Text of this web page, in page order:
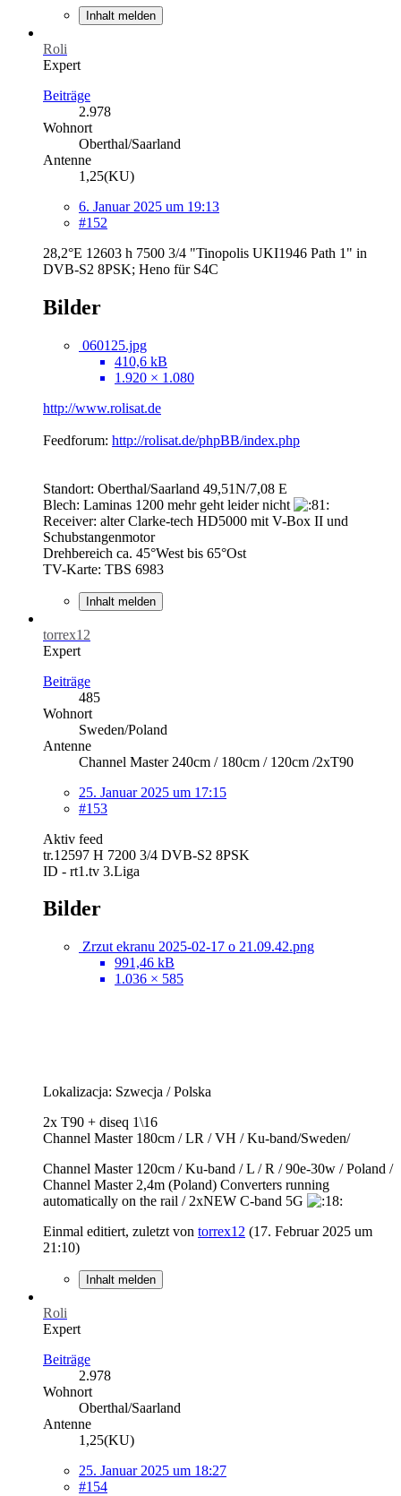
Inhalt melden
Roli
Expert
Beiträge
2.978
Wohnort
Oberthal/Saarland
Antenne
1,25(KU)
6. Januar 2025 um 19:13
#152
28,2°E 12603 h 7500 3/4 "Tinopolis UKI1946 Path 1" in
DVB-S2 8PSK; Heno für S4C
Bilder
060125.jpg
410,6 kB
1.920 × 1.080
http://www.rolisat.de
Feedforum: http://rolisat.de/phpBB/index.php
Standort: Oberthal/Saarland 49,51N/7,08 E
Blech: Laminas 1200 mehr geht leider nicht
Receiver: alter Clarke-tech HD5000 mit V-Box II und
Schubstangenmotor
Drehbereich ca. 45°West bis 65°Ost
TV-Karte: TBS 6983
Inhalt melden
torrex12
Expert
Beiträge
485
Wohnort
Sweden/Poland
Antenne
Channel Master 240cm / 180cm / 120cm /2xT90
25. Januar 2025 um 17:15
#153
Aktiv feed
tr.12597 H 7200 3/4 DVB-S2 8PSK
ID - rt1.tv 3.Liga
Bilder
Zrzut ekranu 2025-02-17 o 21.09.42.png
991,46 kB
1.036 × 585
Lokalizacja: Szwecja / Polska
2x T90 + diseq 1\16
Channel Master 180cm / LR / VH / Ku-band/Sweden/
Channel Master 120cm / Ku-band / L / R / 90e-30w / Poland /
Channel Master 2,4m (Poland) Converters running
automatically on the rail / 2xNEW C-band 5G
Einmal editiert, zuletzt von torrex12 (17. Februar 2025 um
21:10)
Inhalt melden
Roli
Expert
Beiträge
2.978
Wohnort
Oberthal/Saarland
Antenne
1,25(KU)
25. Januar 2025 um 18:27
#154